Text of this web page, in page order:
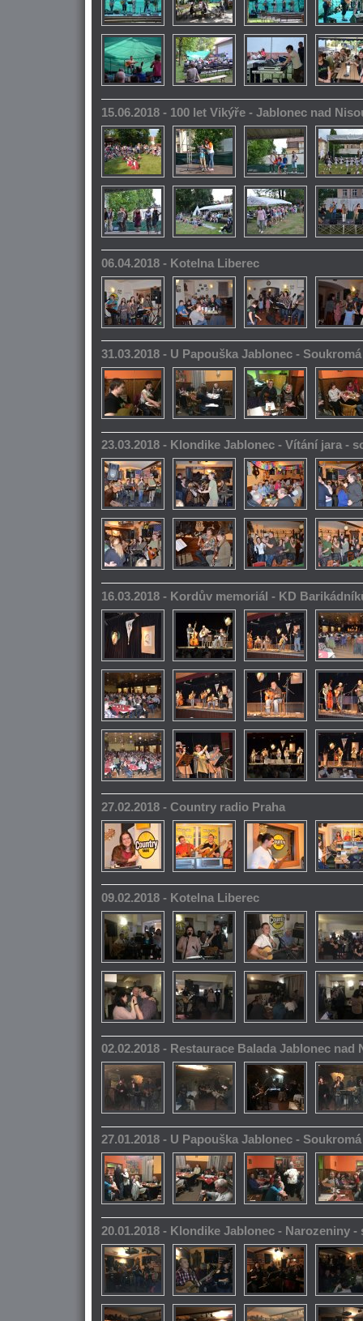
15.06.2018 - 100 let Vikýře - Jablonec nad
06.04.2018 - Kotelna Liberec
31.03.2018 - U Papouška Jablonec -
23.03.2018 - Klondike Jablonec - Vítání jara -
16.03.2018 - Kordův memoriál - KD
27.02.2018 - Country radio Praha
09.02.2018 - Kotelna Liberec
02.02.2018 - Restaurace Balada Jablonec nad
27.01.2018 - U Papouška Jablonec -
20.01.2018 - Klondike Jablonec - Narozeniny -